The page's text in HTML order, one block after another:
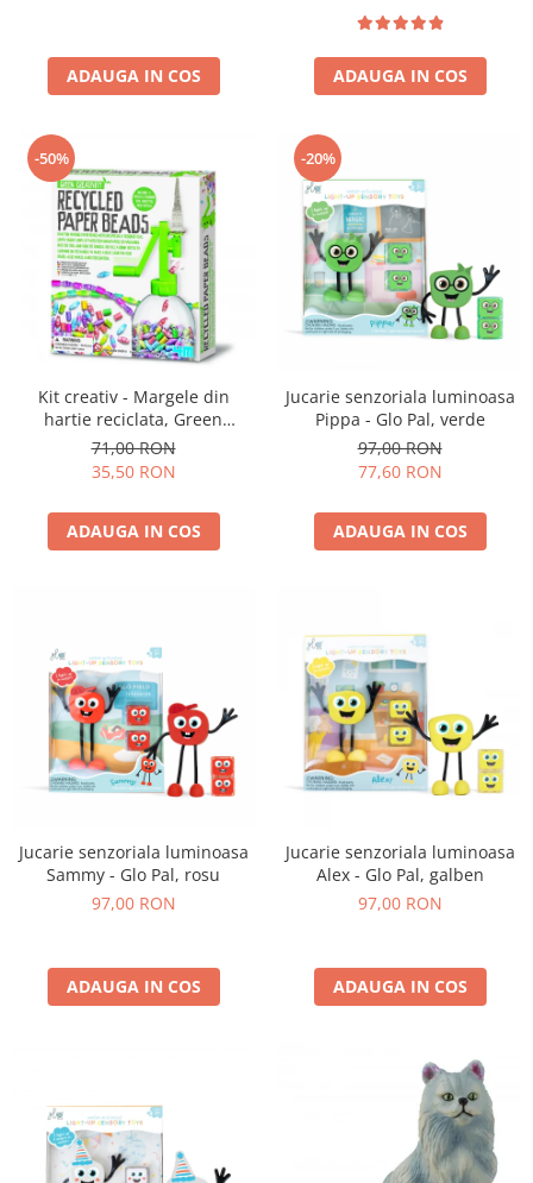
ADAUGA IN COS ADAUGA IN COS
-50%
Kit creativ - Margele din
hartie reciclata, Green
Creativity
71,00 RON
35,50 RON
ADAUGA IN COS
-20%
Jucarie senzoriala luminoasa
Pippa - Glo Pal, verde
97,00 RON
77,60 RON
ADAUGA IN COS
Jucarie senzoriala luminoasa
Sammy - Glo Pal, rosu
97,00 RON
ADAUGA IN COS
Jucarie senzoriala luminoasa
Alex - Glo Pal, galben
97,00 RON
ADAUGA IN COS